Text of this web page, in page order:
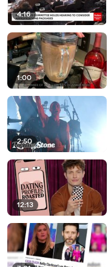
4:16
1:00
2:50
12:13